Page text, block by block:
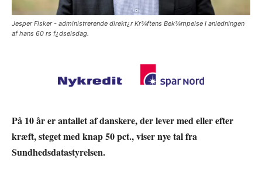
Jesper Fisker - administrerende direkt¿r Kr¾ftens Bek¾mpelse I anledningen
af hans 60 rs f¿dselsdag.
På 10 år er antallet af danskere, der lever med eller efter
kræft, steget med knap 50 pct., viser nye tal fra
Sundhedsdatastyrelsen.